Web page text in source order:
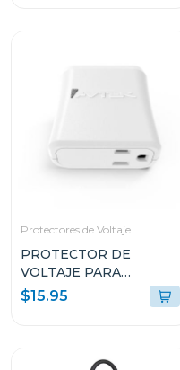
Protectores de Voltaje
PROTECTOR DE
VOLTAJE PARA
EQUIPOS DOMESTICOS
PTED1T51
$15.95